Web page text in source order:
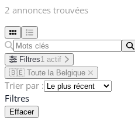
2 annonces trouvées
Rechercher
Filtres1 actif
🇧🇪 Toute la Belgique
Trier par :
Filtres
Effacer